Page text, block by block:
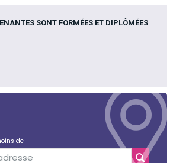
SONT FORMÉES ET DIPLÔMÉES
de